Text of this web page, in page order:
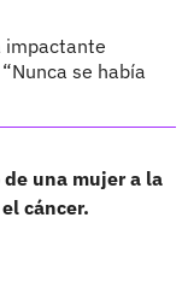
impactante
se había
una mujer a la
cáncer.